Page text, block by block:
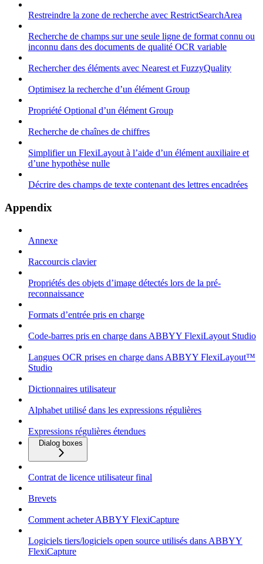
Restreindre la zone de recherche avec RestrictSearchArea
Recherche de champs sur une seule ligne de format connu ou
inconnu dans des documents de qualité OCR variable
Rechercher des éléments avec Nearest et FuzzyQuality
Optimisez la recherche d’un élément Group
Propriété Optional d’un élément Group
Recherche de chaînes de chiffres
Simplifier un FlexiLayout à l’aide d’un élément auxiliaire et
d’une hypothèse nulle
Décrire des champs de texte contenant des lettres encadrées
Appendix
Annexe
Raccourcis clavier
Propriétés des objets d’image détectés lors de la pré-
reconnaissance
Formats d’entrée pris en charge
Code-barres pris en charge dans ABBYY FlexiLayout Studio
Langues OCR prises en charge dans ABBYY FlexiLayout™
Studio
Dictionnaires utilisateur
Alphabet utilisé dans les expressions régulières
Expressions régulières étendues
Dialog boxes
Contrat de licence utilisateur final
Brevets
Comment acheter ABBYY FlexiCapture
Logiciels tiers/logiciels open source utilisés dans ABBYY
FlexiCapture